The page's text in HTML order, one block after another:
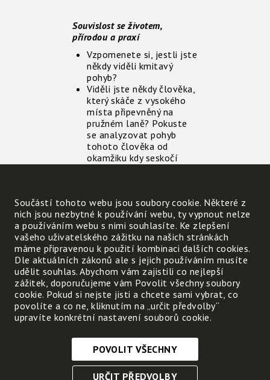
Souvislost se životem,
přírodou a praxí
Vzpomenete si, jestli jste
někdy viděli kmitavý
pohyb?
Viděli jste někdy člověka,
který skáče z vysokého
místa připevněný na
pružném laně? Pokuste
se analyzovat pohyb
tohoto člověka od
okamžiku kdy seskočí
řízení autobusu? Při
jakékoliv nerovnosti na
silnici začne konat
kmitavý pohyb.
Proč je to tak? Je to
nezbytné, nebo je to jen
nedostatek řidičovu
sedadla?
Na stejném principu jako
pérování řidičovu sedadla
funguje i pérování
terénního kola.
Součástí tohoto webu jsou soubory cookie. Některé z
nich jsou nezbytné k používání webu, ty vypnout nelze
a používáním webu s nimi souhlasíte. Ke zlepšení
vašeho uživatelského zážitku na našich stránkách
máme připravenou k použití kombinaci dalších cookies.
Dle aktuálních zákonů ale s jejich používáním musíte
udělit souhlas. Abychom vám zajistili co nejlepší
zážitek, doporučujeme vám Povolit všechny soubory
cookie. Pokud si nejste jisti a chcete sami vybrat, co
povolíte a co ne, kliknutím na „určit předvolby“
upravíte konkrétní nastavení souborů cookie.
Nezbytně nutné cookies
POVOLIT VŠECHNY
URČIT PŘEDVOLBY